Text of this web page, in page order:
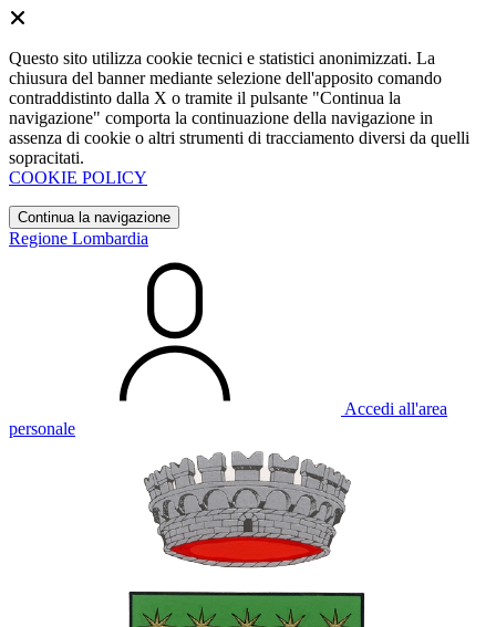
Questo sito utilizza cookie tecnici e statistici anonimizzati. La
chiusura del banner mediante selezione dell'apposito comando
contraddistinto dalla X o tramite il pulsante "Continua la
navigazione" comporta la continuazione della navigazione in
assenza di cookie o altri strumenti di tracciamento diversi da quelli
sopracitati.
COOKIE POLICY
Continua la navigazione
Regione Lombardia
Accedi all'area
personale